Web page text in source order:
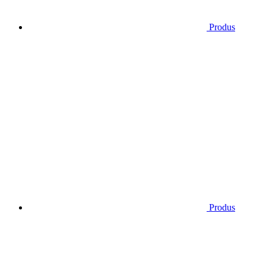
Produs
Produs